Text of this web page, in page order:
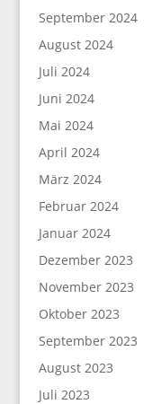
September 2024
August 2024
Juli 2024
Juni 2024
Mai 2024
April 2024
März 2024
Februar 2024
Januar 2024
Dezember 2023
November 2023
Oktober 2023
September 2023
August 2023
Juli 2023